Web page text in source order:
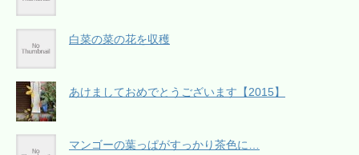
白菜の菜の花を収穫
あけましておめでとうございます【2015】
マンゴーの葉っぱがすっかり茶色に…